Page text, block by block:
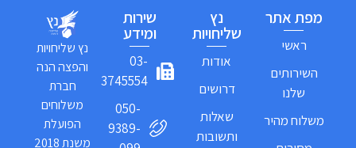
מפת אתר
ראשי
השירותים
שלנו
משלוח מהיר
נץ
שליחויות
אודות
דרושים
שאלות
ותשובות
שירות
ומידע
03-
3745554
050-
9389-
נץ שליחויות
והפצה הנה
חברת
משלוחים
הפועלת
משנת 2018